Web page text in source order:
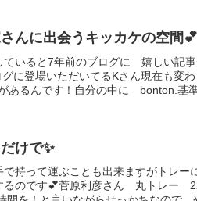
んに出会うキッカケの空間💕
ていると7年前のブログに 嬉しい記
グに登場いただいてるKさん現在も変
るんです！自分の中に bonton.基準
けで✨
持って運ぶことも出来ますがトレ
るのです💕菅原利彦さん 丸トレー